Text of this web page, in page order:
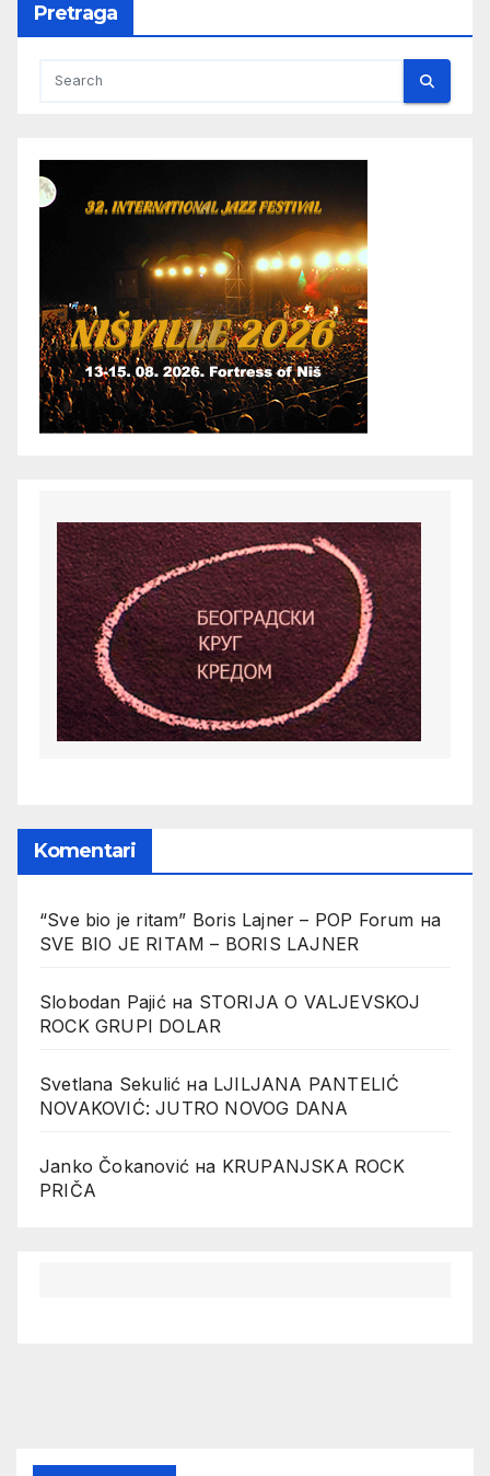
Pretraga
Komentari
“Sve bio je ritam” Boris Lajner – POP Forum на
SVE BIO JE RITAM – BORIS LAJNER
Slobodan Pajićна STORIJA O VALJEVSKOJ
ROCK GRUPI DOLAR
Svetlana Sekulić на LJILJANA PANTELIĆ
NOVAKOVIĆ: JUTRO NOVOG DANA
Janko Čokanović на KRUPANJSKA ROCK
PRIČA